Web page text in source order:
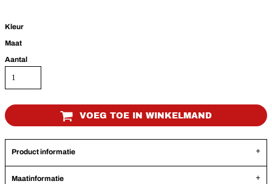
Kleur
Maat
Aantal
VOEG TOE IN WINKELMAND
Product informatie
Maatinformatie